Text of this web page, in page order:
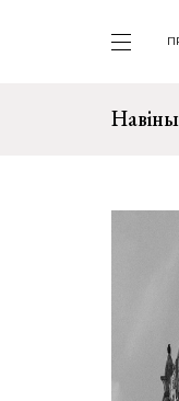
Навіны